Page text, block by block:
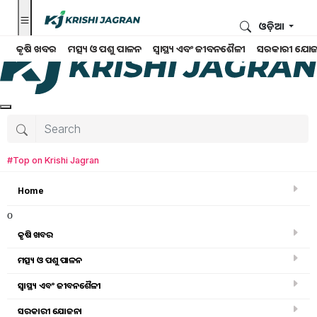
କୃଷି ଖବର ମତ୍ସ୍ୟ ଓ ପଶୁ ପାଳନ ସ୍ୱାସ୍ଥ୍ୟ ଏବଂ ଜୀବନଶୈଳୀ ସରକାରୀ
ଓଡ଼ିଆ
#Top on Krishi Jagran
Home
o
କୃଷି ଖବର
ମତ୍ସ୍ୟ ଓ ପଶୁ ପାଳନ
ସ୍ୱାସ୍ଥ୍ୟ ଏବଂ ଜୀବନଶୈଳୀ
ସରକାରୀ ଯୋଜନା
Search for:
New labour codes